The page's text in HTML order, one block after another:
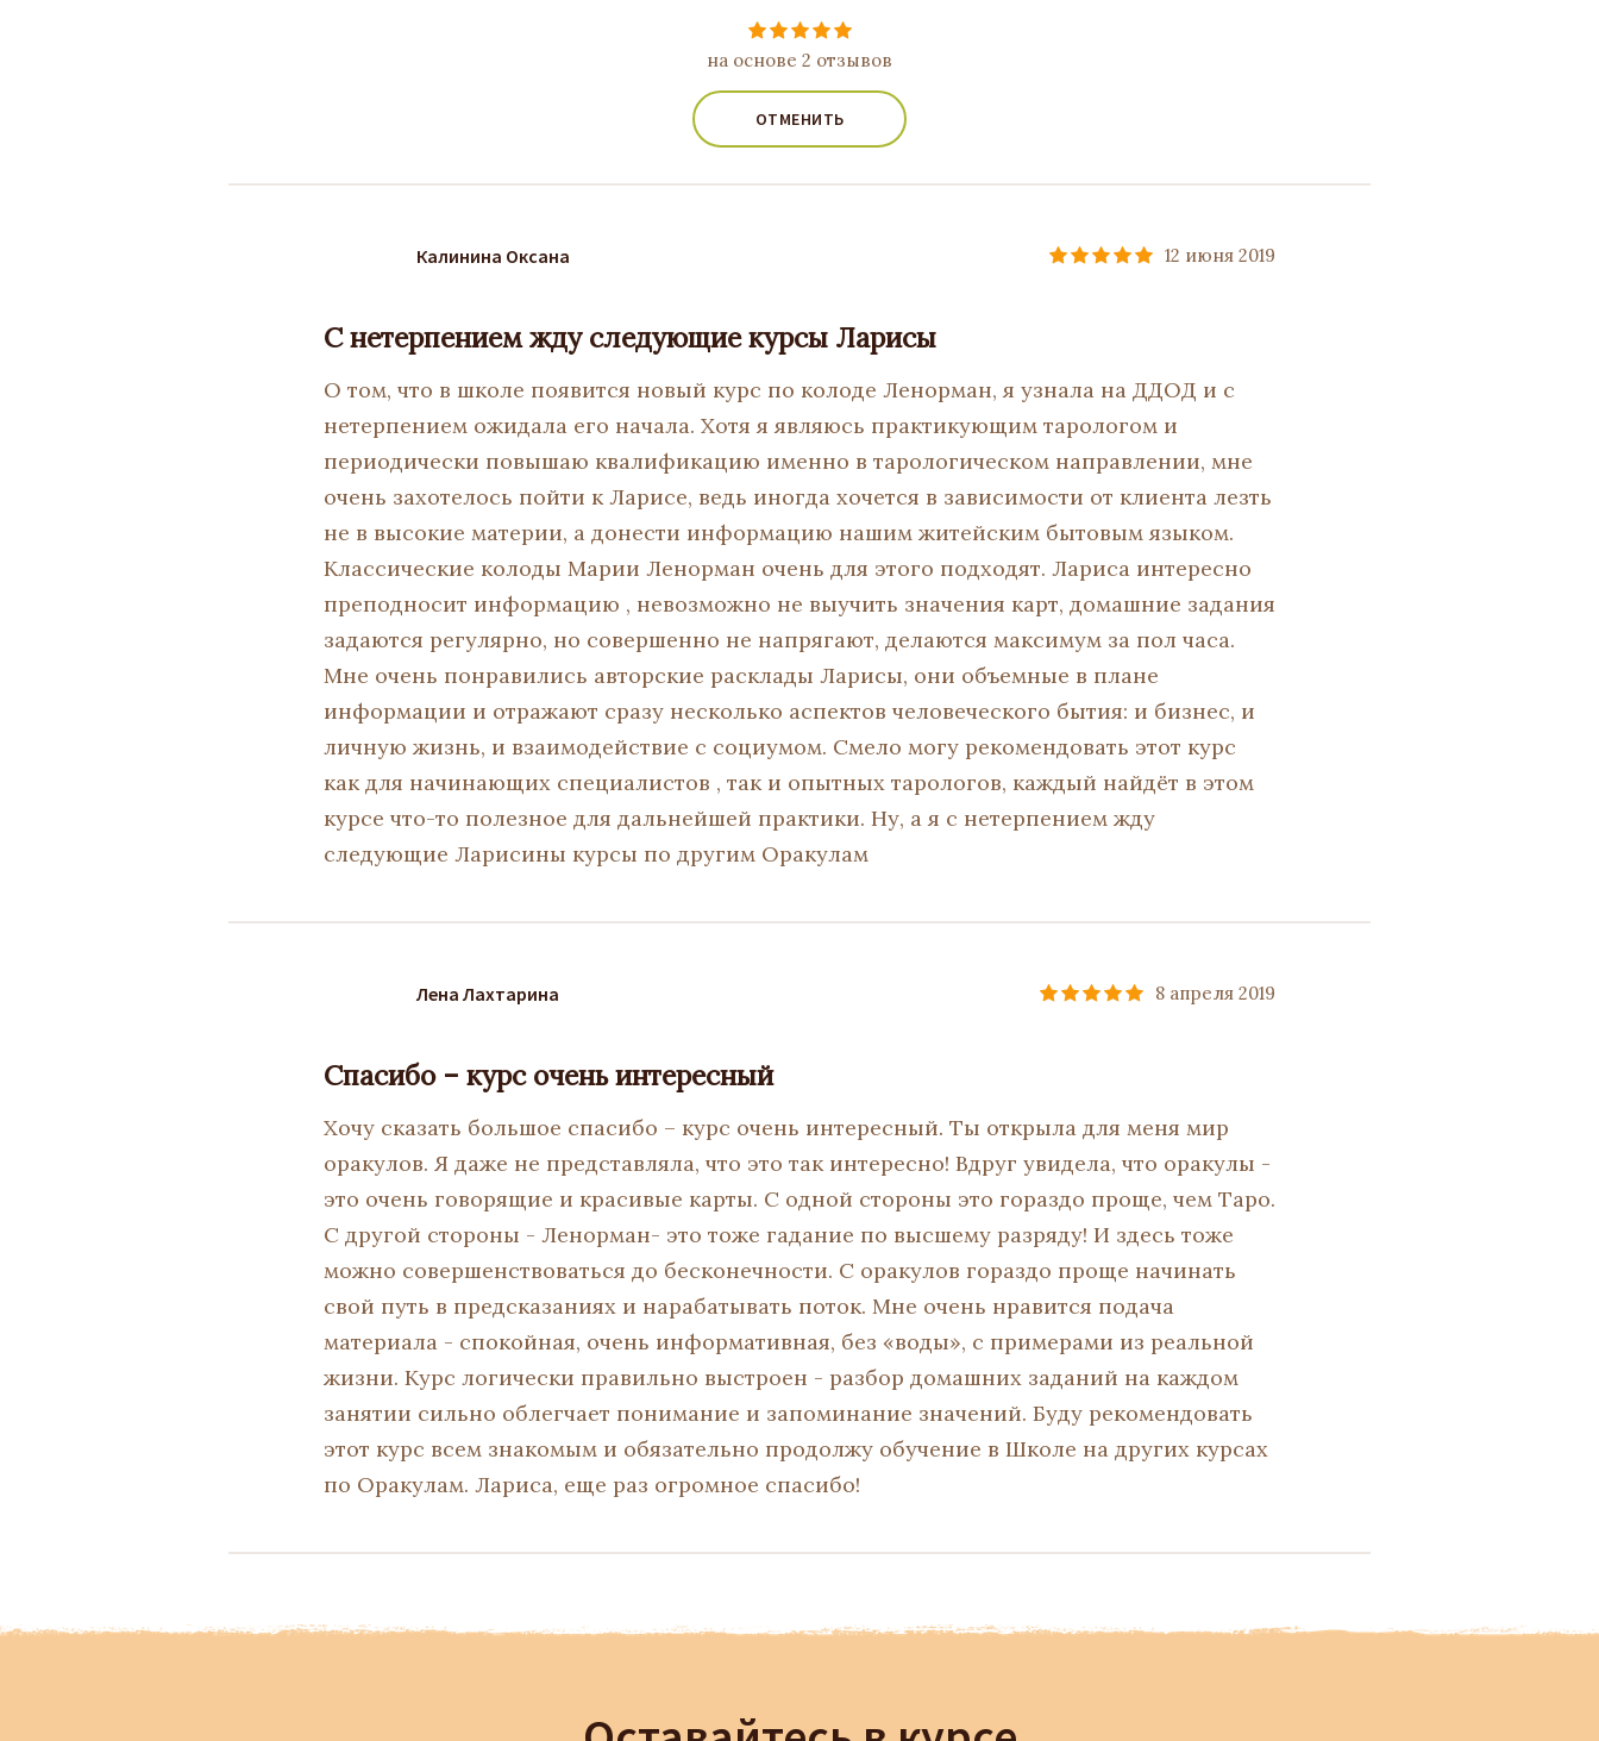
на основе 2 отзывов
ОТМЕНИТЬ
12 июня 2019
Калинина Оксана
С нетерпением жду следующие курсы Ларисы
О том, что в школе появится новый курс по колоде Ленорман, я узнала на ДДОД и с
нетерпением ожидала его начала. Хотя я являюсь практикующим тарологом и
периодически повышаю квалификацию именно в тарологическом направлении, мне
очень захотелось пойти к Ларисе, ведь иногда хочется в зависимости от клиента лезть
не в высокие материи, а донести информацию нашим житейским бытовым языком.
Классические колоды Марии Ленорман очень для этого подходят. Лариса интересно
преподносит информацию , невозможно не выучить значения карт, домашние задания
задаются регулярно, но совершенно не напрягают, делаются максимум за пол часа.
Мне очень понравились авторские расклады Ларисы, они объемные в плане
информации и отражают сразу несколько аспектов человеческого бытия: и бизнес, и
личную жизнь, и взаимодействие с социумом. Смело могу рекомендовать этот курс
как для начинающих специалистов , так и опытных тарологов, каждый найдёт в этом
курсе что-то полезное для дальнейшей практики. Ну, а я с нетерпением жду
следующие Ларисины курсы по другим Оракулам
8 апреля 2019
Лена Лахтарина
Спасибо – курс очень интересный
Хочу сказать большое спасибо – курс очень интересный. Ты открыла для меня мир
оракулов. Я даже не представляла, что это так интересно! Вдруг увидела, что оракулы -
это очень говорящие и красивые карты. С одной стороны это гораздо проще, чем Таро.
С другой стороны - Ленорман- это тоже гадание по высшему разряду! И здесь тоже
можно совершенствоваться до бесконечности. С оракулов гораздо проще начинать
свой путь в предсказаниях и нарабатывать поток. Мне очень нравится подача
материала - спокойная, очень информативная, без «воды», с примерами из реальной
жизни. Курс логически правильно выстроен - разбор домашних заданий на каждом
занятии сильно облегчает понимание и запоминание значений. Буду рекомендовать
этот курс всем знакомым и обязательно продолжу обучение в Школе на других курсах
по Оракулам. Лариса, еще раз огромное спасибо!